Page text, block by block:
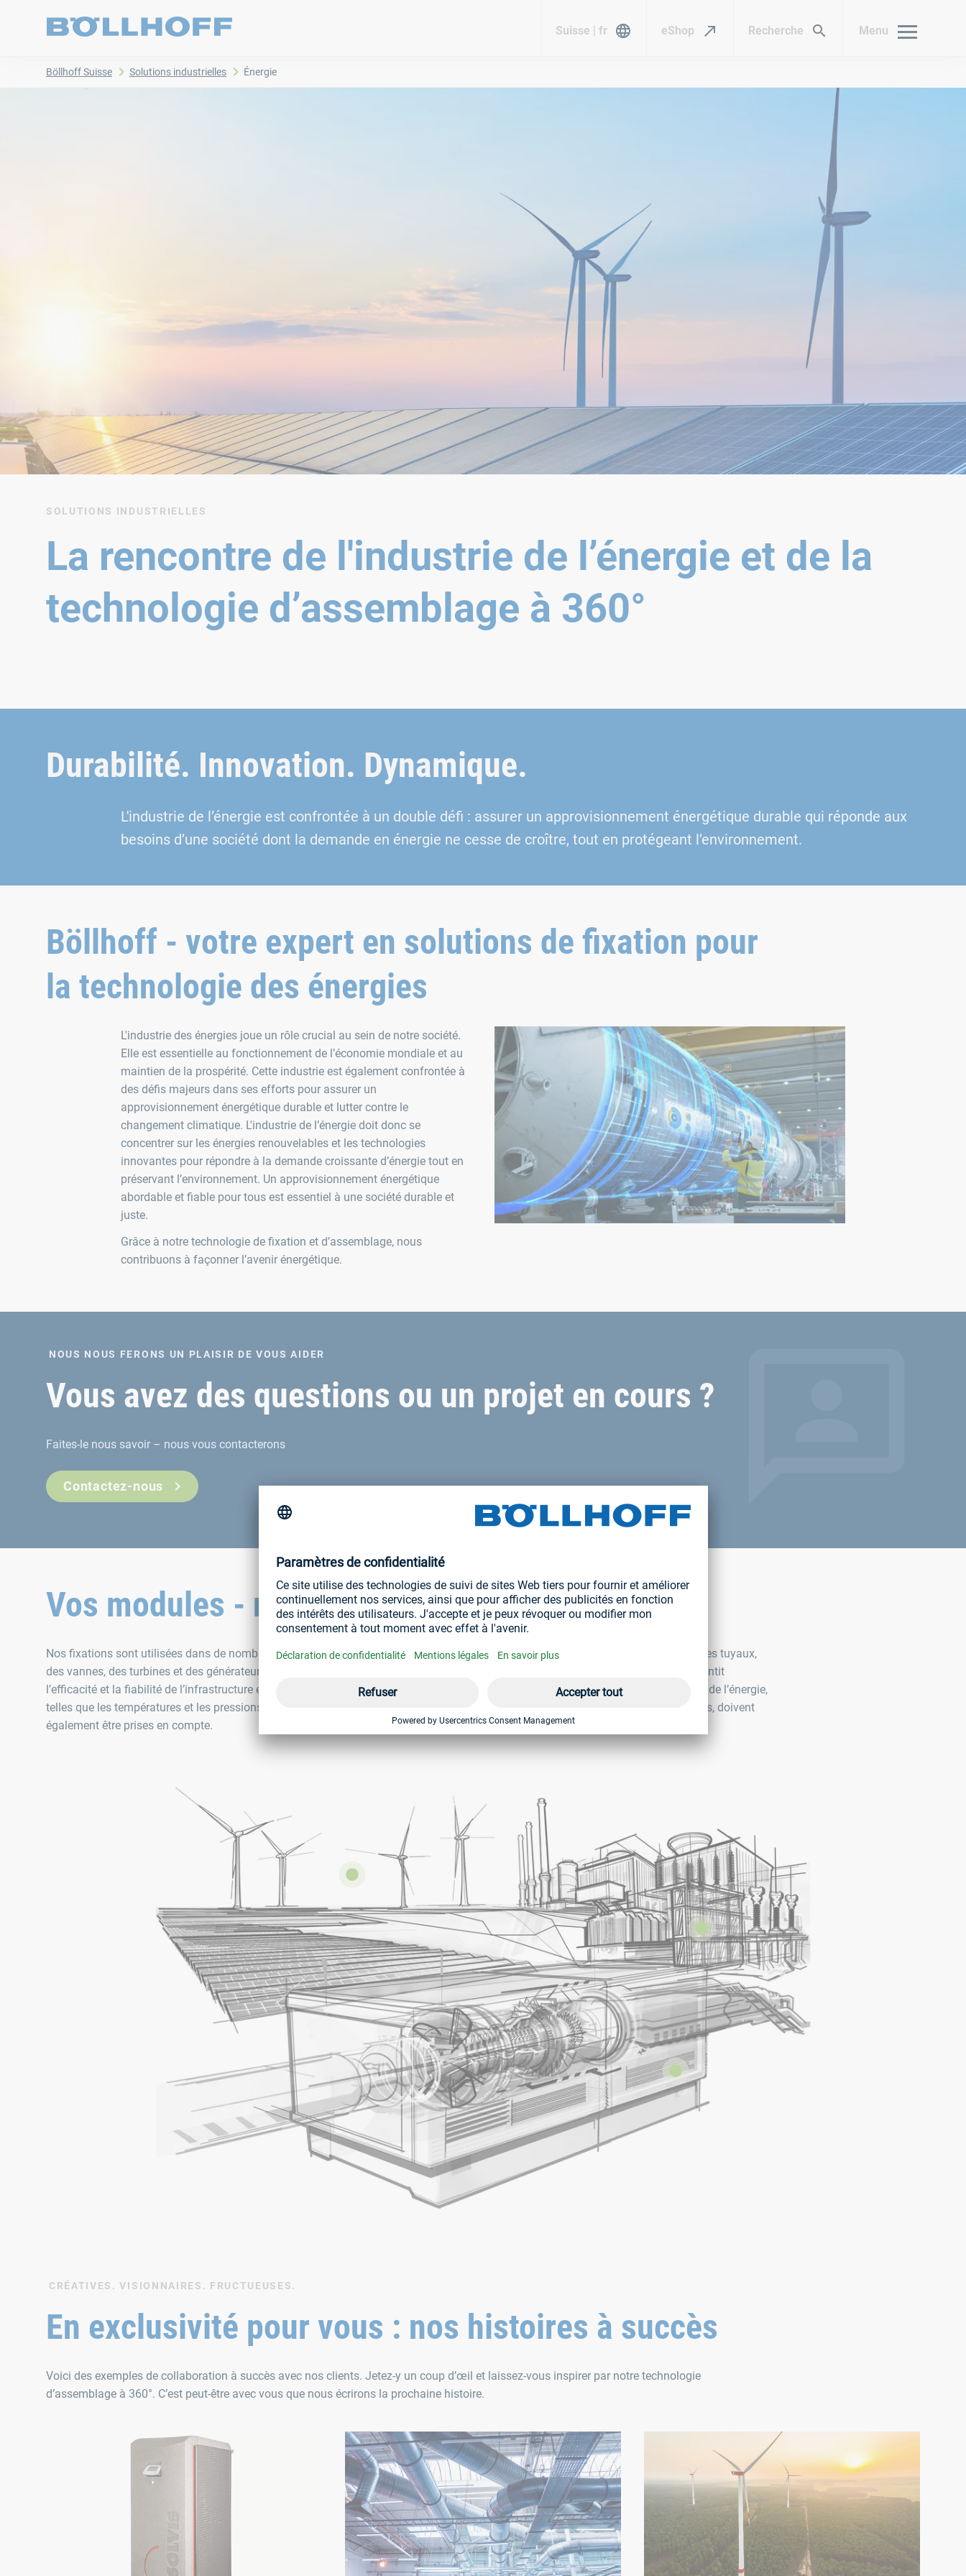
Suisse | fr eShop Recherche Menu
Böllhoff Suisse Solutions industrielles Énergie
SOLUTIONS INDUSTRIELLES
La rencontre de l'industrie de l’énergie et de la
technologie d’assemblage à 360°
Durabilité. Innovation. Dynamique.
L'industrie de l’énergie est confrontée à un double défi : assurer un approvisionnement énergétique durable qui réponde aux
besoins d’une société dont la demande en énergie ne cesse de croître, tout en protégeant l’environnement.
Böllhoff - votre expert en solutions de fixation pour
la technologie des énergies
L'industrie des énergies joue un rôle crucial au sein de notre société.
Elle est essentielle au fonctionnement de l’économie mondiale et au
maintien de la prospérité. Cette industrie est également confrontée à
des défis majeurs dans ses efforts pour assurer un
approvisionnement énergétique durable et lutter contre le
changement climatique. L'industrie de l’énergie doit donc se
concentrer sur les énergies renouvelables et les technologies
innovantes pour répondre à la demande croissante d’énergie tout en
préservant l’environnement. Un approvisionnement énergétique
abordable et fiable pour tous est essentiel à une société durable et
juste.
Grâce à notre technologie de fixation et d’assemblage, nous
contribuons à façonner l’avenir énergétique.
NOUS NOUS FERONS UN PLAISIR DE VOUS AIDER
Vous avez des questions ou un projet en cours ?
Faites-le nous savoir – nous vous contacterons
Contactez-nous
Vos modules - nos solutions d’assemblage
Nos fixations sont utilisées dans de nombreuses applications différentes dans l'industrie de l’énergie, par exemple pour raccorder des tuyaux,
des vannes, des turbines et des générateurs. Faire le bon choix en matière de fixations s’avère particulièrement important. Cela garantit
l’efficacité et la fiabilité de l’infrastructure énergétique grâce à un assemblage sûr et fiable. Les exigences particulières de l'industrie de l’énergie,
telles que les températures et les pressions élevées, ainsi que les conditions environnementales comme la corrosion et les vibrations, doivent
également être prises en compte.
CRÉATIVES. VISIONNAIRES. FRUCTUEUSES.
En exclusivité pour vous : nos histoires à succès
Voici des exemples de collaboration à succès avec nos clients. Jetez-y un coup d’œil et laissez-vous inspirer par notre technologie
d’assemblage à 360°. C’est peut-être avec vous que nous écrirons la prochaine histoire.